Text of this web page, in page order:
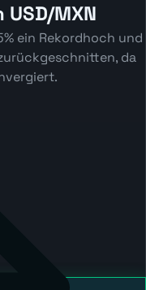
MXN
ein Rekordhoch und
da